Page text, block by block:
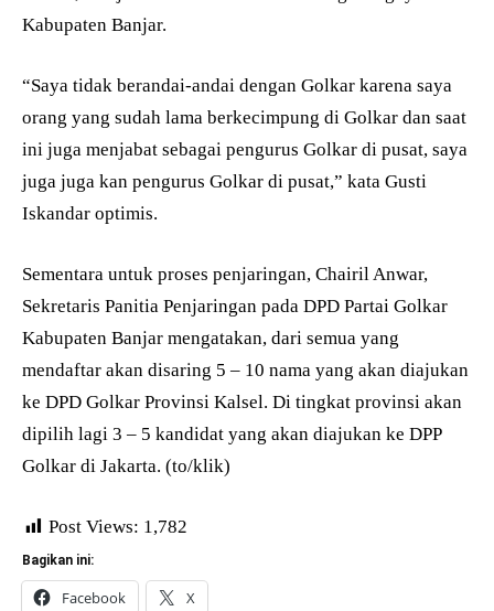
Kabupaten Banjar.
“Saya tidak berandai-andai dengan Golkar karena saya
orang yang sudah lama berkecimpung di Golkar dan saat
ini juga menjabat sebagai pengurus Golkar di pusat, saya
juga juga kan pengurus Golkar di pusat,” kata Gusti
Iskandar optimis.
Sementara untuk proses penjaringan, Chairil Anwar,
Sekretaris Panitia Penjaringan pada DPD Partai Golkar
Kabupaten Banjar mengatakan, dari semua yang
mendaftar akan disaring 5 – 10 nama yang akan diajukan
ke DPD Golkar Provinsi Kalsel. Di tingkat provinsi akan
dipilih lagi 3 – 5 kandidat yang akan diajukan ke DPP
Golkar di Jakarta. (to/klik)
Post Views: 1,782
Bagikan ini:
Facebook X